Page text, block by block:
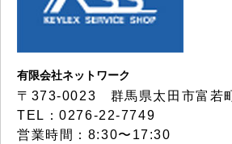
有限会社ネットワーク
〒373-0023 群馬県太田市富若
TEL：0276-22-7749
営業時間：8:30〜17:30